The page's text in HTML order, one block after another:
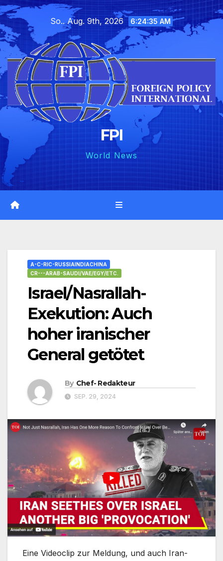
Skip
to
content
So.. Aug. 9th, 2026 6:24:36 AM
FPI
World News
A-C-RIC-RUSSIAINDIACHINA
CR---ARAB-SAUDI/VAE/EGY/ETC.
Israel/Nasrallah-
Exekution: Auch
hoher iranischer
General getötet
By Chef- Redakteur
SEP. 29, 2024
Eine Videoclip zur Meldung, und auch Iran-